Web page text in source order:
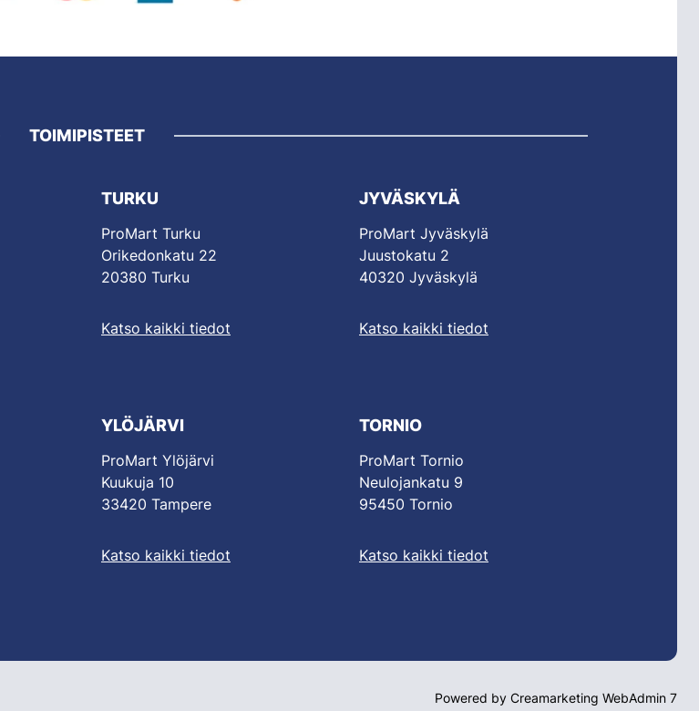
TOIMIPISTEET
TURKU
ProMart Turku
Orikedonkatu 22
20380 Turku
Katso kaikki tiedot
JYVÄSKYLÄ
ProMart Jyväskylä
Juustokatu 2
40320 Jyväskylä
Katso kaikki tiedot
YLÖJÄRVI
ProMart Ylöjärvi
Kuukuja 10
33420 Tampere
Katso kaikki tiedot
TORNIO
ProMart Tornio
Neulojankatu 9
95450 Tornio
Katso kaikki tiedot
Powered by Creamarketing WebAdmin 7